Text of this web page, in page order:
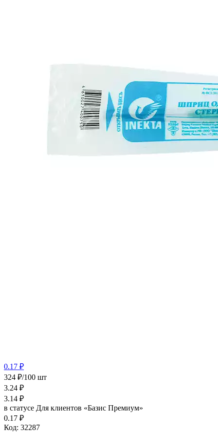
0.17 ₽
324 ₽/100 шт
3.24 ₽
3.14 ₽
в статусе Для клиентов «Базис Премиум»
0.17 ₽
Код: 32287